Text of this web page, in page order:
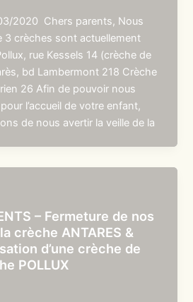
2020 Chers parents, Nous
3 crèches sont actuellement
rue Kessels 14 (crèche de
bd Lambermont 218 Crèche
26 Afin de pouvoir nous
l’accueil de votre enfant,
de nous avertir la veille de la
– Fermeture de nos
crèche ANTARES &
d’une crèche de
POLLUX